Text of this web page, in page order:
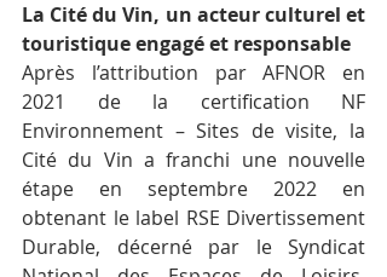
La Cité du Vin, un acteur culturel et
touristique engagé et responsable
Après l’attribution par AFNOR en
2021 de la certification NF
Environnement – Sites de visite, la
Cité du Vin a franchi une nouvelle
étape en septembre 2022 en
obtenant le label RSE Divertissement
Durable, décerné par le Syndicat